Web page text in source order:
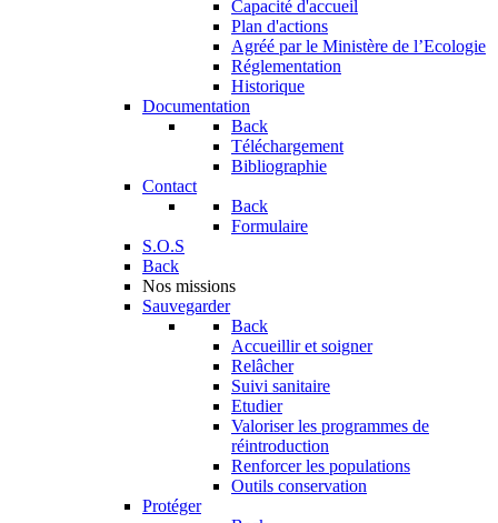
Capacité d'accueil
Plan d'actions
Agréé par le Ministère de l’Ecologie
Réglementation
Historique
Documentation
Back
Téléchargement
Bibliographie
Contact
Back
Formulaire
S.O.S
Back
Nos missions
Sauvegarder
Back
Accueillir et soigner
Relâcher
Suivi sanitaire
Etudier
Valoriser les programmes de
réintroduction
Renforcer les populations
Outils conservation
Protéger